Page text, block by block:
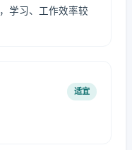
学习、工作效率较
适宜